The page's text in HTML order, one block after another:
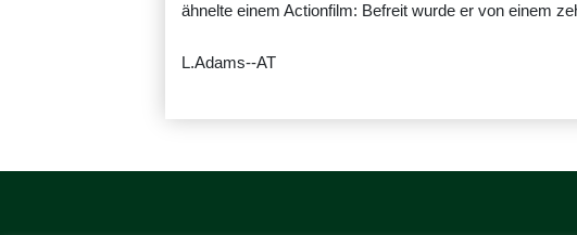
ähnelte einem Actionfilm: Befreit wurde er von einem
L.Adams--AT